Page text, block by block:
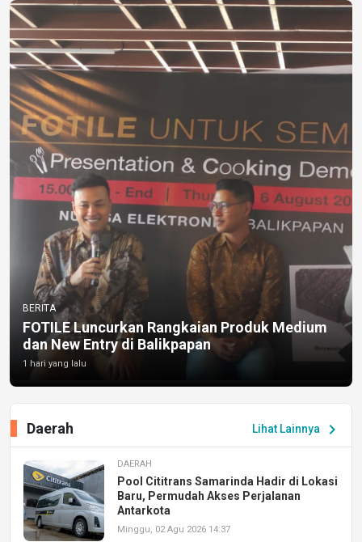
BERITA
FOTILE Luncurkan Rangkaian Produk Medium
dan New Entry di Balikpapan
1 hari yang lalu
Lihat Lainnya chevron_right
Daerah
DAERAH
Pool Cititrans Samarinda Hadir di Lokasi
Baru, Permudah Akses Perjalanan
Antarkota
Minggu, 02 Agu 2026 14:37